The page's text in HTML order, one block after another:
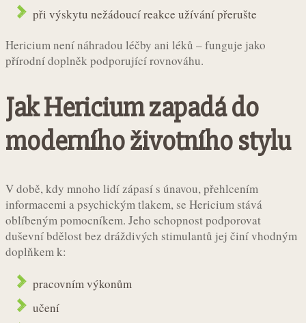
při výskytu nežádoucí reakce užívání přerušte
Hericium není náhradou léčby ani léků – funguje jako
přírodní doplněk podporující rovnováhu.
Jak Hericium zapadá do
moderního životního stylu
V době, kdy mnoho lidí zápasí s únavou, přehlcením
informacemi a psychickým tlakem, se Hericium stává
oblíbeným pomocníkem. Jeho schopnost podporovat
duševní bdělost bez dráždivých stimulantů jej činí vhodným
doplňkem k:
pracovním výkonům
učení